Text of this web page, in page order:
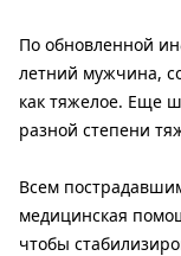
По обновленной
летний мужчина,
как тяжелое. Еще
разной степени
Всем
медицинская
чтобы